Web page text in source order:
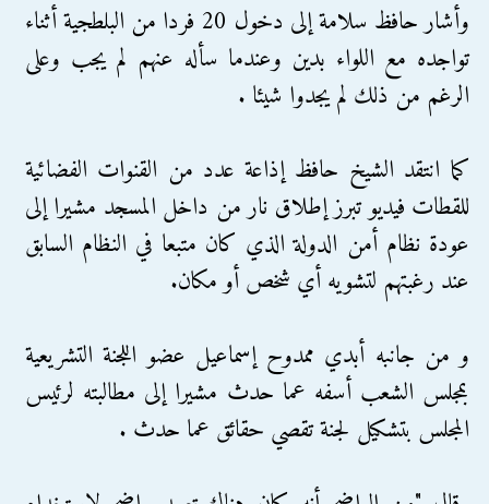
وأشار حافظ سلامة إلى دخول 20 فردا من البلطجية أثناء
تواجده مع اللواء بدين وعندما سأله عنهم لم يجب وعلى
الرغم من ذلك لم يجدوا شيئا .
كما انتقد الشيخ حافظ إذاعة عدد من القنوات الفضائية
للقطات فيديو تبرز إطلاق نار من داخل المسجد مشيرا إلى
عودة نظام أمن الدولة الذي كان متبعا في النظام السابق
عند رغبتهم لتشويه أي شخص أو مكان.
و من جانبه أبدي ممدوح إسماعيل عضو اللجنة التشريعية
بمجلس الشعب أسفه عما حدث مشيرا إلى مطالبته لرئيس
المجلس بتشكيل لجنة تقصي حقائق عما حدث .